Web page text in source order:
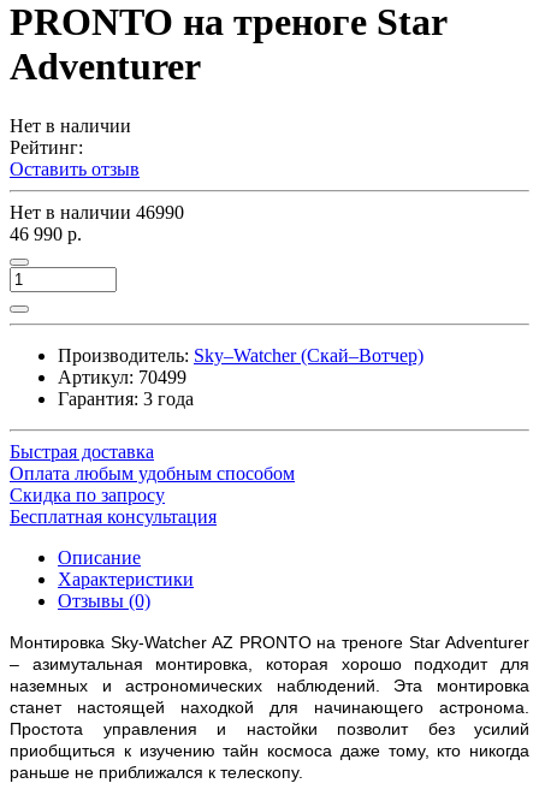
PRONTO на треноге Star
Adventurer
Нет в наличии
Рейтинг:
Оставить отзыв
Нет в наличии 46990
46 990 р.
Производитель: Sky–Watcher (Скай–Вотчер)
Артикул: 70499
Гарантия: 3 года
Быстрая доставка
Оплата любым удобным способом
Скидка по запросу
Бесплатная консультация
Описание
Характеристики
Отзывы (0)
Монтировка Sky-Watcher AZ PRONTO на треноге Star Adventurer
– азимутальная монтировка, которая хорошо подходит для
наземных и астрономических наблюдений. Эта монтировка
станет настоящей находкой для начинающего астронома.
Простота управления и настойки позволит без усилий
приобщиться к изучению тайн космоса даже тому, кто никогда
раньше не приближался к телескопу.